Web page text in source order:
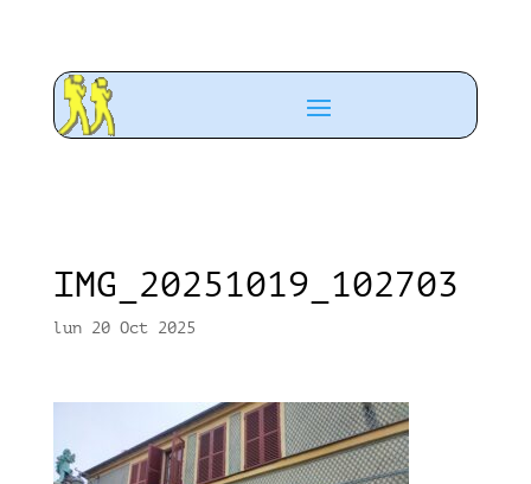
IMG_20251019_102703
lun 20 Oct 2025